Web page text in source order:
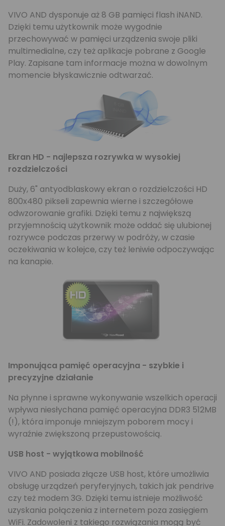
VIVO AND dysponuje aż 8 GB pamięci flash iNAND.
Dzięki temu użytkownik może wygodnie
przechowywać w pamięci urządzenia swoje pliki
multimedialne, czy też aplikacje pobrane z Google
Play. Zapisane tam informacje można w dowolnym
momencie błyskawicznie odtwarzać.
Ekran HD - najlepsza rozrywka w wysokiej
rozdzielczości
Duży, 6" antyodblaskowy ekran o rozdzielczości HD
800x480 pikseli zapewnia wierne i szczegółowe
odwzorowanie grafiki. Dzięki temu z największą
przyjemnością użytkownik może oddać się ulubionej
rozrywce podczas przerwy w podróży, w czasie
oczekiwania w kolejce, czy też leniwie odpoczywając
na kanapie.
Imponująca pamięć operacyjna - szybkie i
precyzyjne działanie
Na płynne i sprawne wykonywanie wszelkich operacji
wpływa niesłychana pamięć operacyjna DDR3 512MB
(!), która imponuje mniejszym poborem mocy i
wyraźnie zwiększoną przepustowością.
USB host - wyjątkowa mobilność
VIVO AND posiada złącze USB host, które umożliwia
obsługę urządzeń peryferyjnych, takich jak pendrive
czy też modem 3G. Dzięki temu istnieje możliwość
uzyskania połączenia z internetem poza zasięgiem
WiFi. Zadowoleni z takiego rozwiązania mogą być